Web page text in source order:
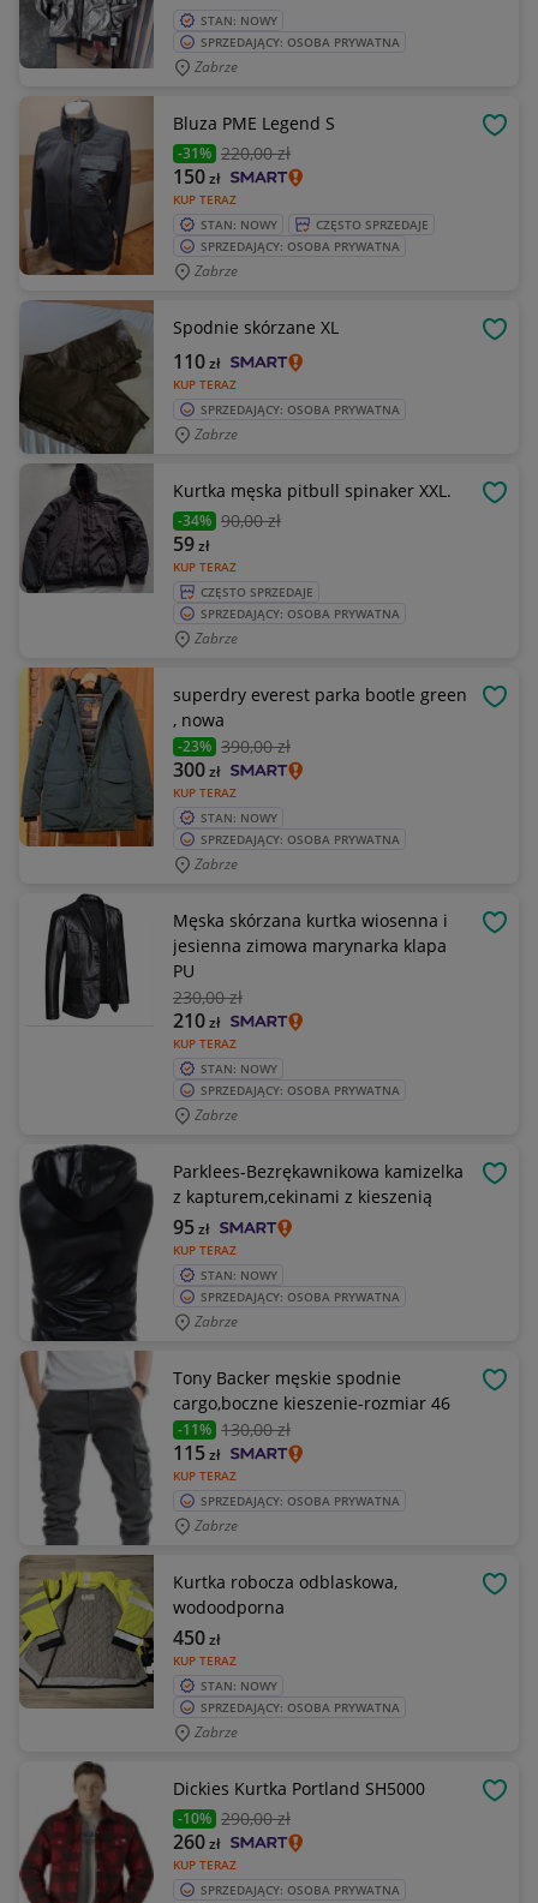
STAN: NOWY
SPRZEDAJĄCY: OSOBA PRYWATNA
Zabrze
Bluza PME Legend S
-31% 220,00 zł
KUP TERAZ
150zł
STAN: NOWY
CZĘSTO SPRZEDAJE
SPRZEDAJĄCY: OSOBA PRYWATNA
Zabrze
Spodnie skórzane XL
KUP TERAZ
110zł
SPRZEDAJĄCY: OSOBA PRYWATNA
Zabrze
Kurtka męska pitbull spinaker XXL.
-34% 90,00 zł
KUP TERAZ
59zł
CZĘSTO SPRZEDAJE
SPRZEDAJĄCY: OSOBA PRYWATNA
Zabrze
superdry everest parka bootle green
, nowa
-23% 390,00 zł
KUP TERAZ
300zł
STAN: NOWY
SPRZEDAJĄCY: OSOBA PRYWATNA
Zabrze
Męska skórzana kurtka wiosenna i
jesienna zimowa marynarka klapa
PU
230,00 zł
KUP TERAZ
210zł
STAN: NOWY
SPRZEDAJĄCY: OSOBA PRYWATNA
Zabrze
Parklees-Bezrękawnikowa kamizelka
z kapturem,cekinami z kieszenią
KUP TERAZ
95zł
STAN: NOWY
SPRZEDAJĄCY: OSOBA PRYWATNA
Zabrze
Tony Backer męskie spodnie
cargo,boczne kieszenie-rozmiar 46
-11% 130,00 zł
KUP TERAZ
115zł
SPRZEDAJĄCY: OSOBA PRYWATNA
Zabrze
Kurtka robocza odblaskowa,
wodoodporna
KUP TERAZ
450zł
STAN: NOWY
SPRZEDAJĄCY: OSOBA PRYWATNA
Zabrze
Dickies Kurtka Portland SH5000
-10% 290,00 zł
KUP TERAZ
260zł
SPRZEDAJĄCY: OSOBA PRYWATNA